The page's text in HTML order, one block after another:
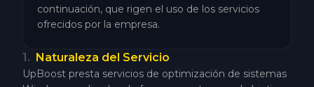
continuación, que rigen el uso de los servicios
ofrecidos por la empresa.
1. Naturaleza del Servicio
UpBoost presta servicios de optimización de sistemas